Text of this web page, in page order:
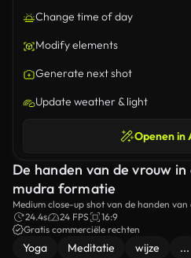
Change time of day
Modify elements
Generate next shot
Update weather & light
Openen in
De handen van de vrouw
mudra formatie
Medium close-up shot van de handen
mudra vorming terwijl ze mediteert op het
24.4s 24 FPS
16:9
Gratis commerciële rechten
Yoga Meditatie wijze ...